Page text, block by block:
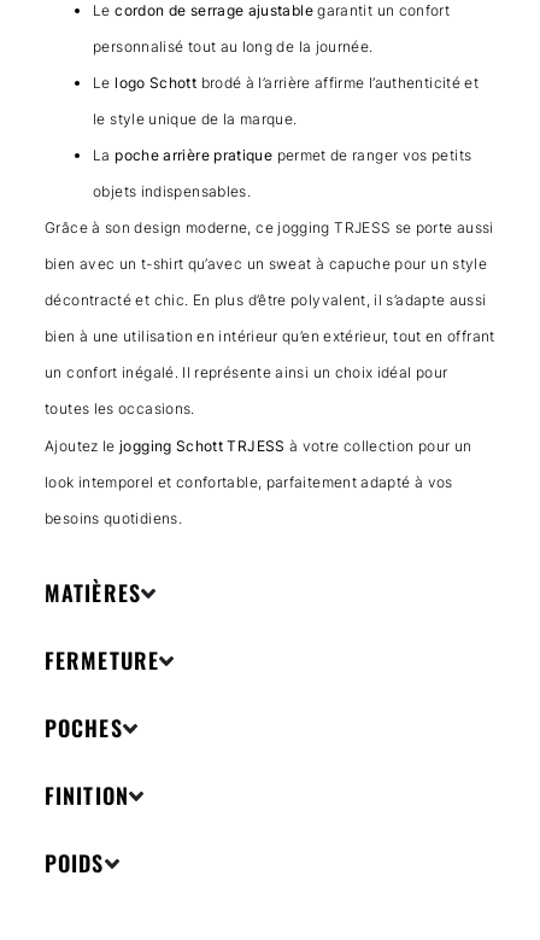
Lecordon de serrage ajustablegarantit un confort
personnalisé tout au long de la journée.
Le logo Schott brodé à l’arrière affirme l’authenticité et
le style unique de la marque.
La poche arrière pratique permet de ranger vos petits
objets indispensables.
Grâce à son design moderne, ce jogging TRJESS se porte aussi
bien avec un t-shirt qu’avec un sweat à capuche pour un style
décontracté et chic. En plus d’être polyvalent, il s’adapte aussi
bien à une utilisation en intérieur qu’en extérieur, tout en offrant
un confort inégalé. Il représente ainsi un choix idéal pour
toutes les occasions.
Ajoutez lejogging Schott TRJESS à votre collection pour un
look intemporel et confortable, parfaitement adapté à vos
besoins quotidiens.
MATIÈRES
FERMETURE
POCHES
FINITION
POIDS